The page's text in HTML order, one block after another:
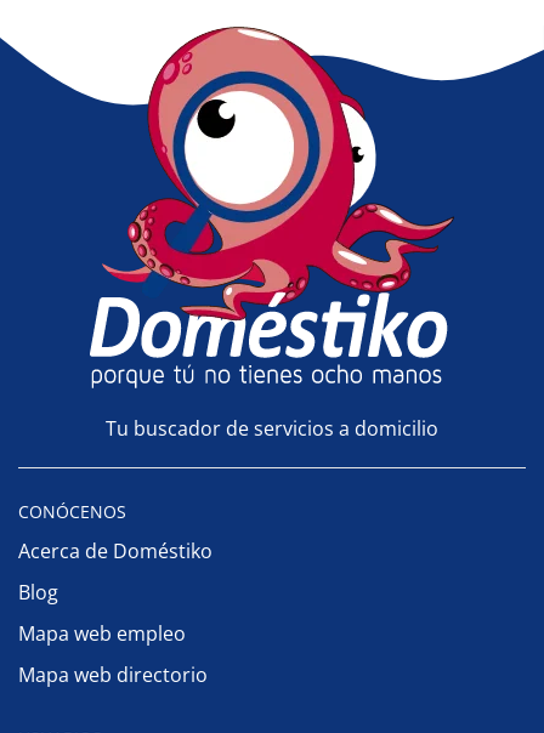
Tu buscador de servicios a domicilio
CONÓCENOS
Acerca de Doméstiko
Blog
Mapa web empleo
Mapa web directorio